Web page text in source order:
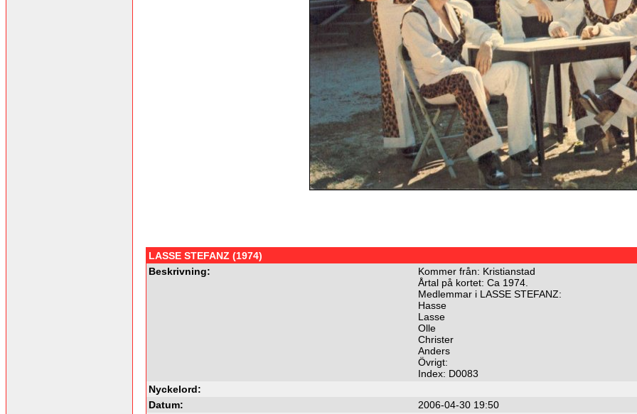
LASSE STEFANZ (1974)
Beskrivning:
Kommer från: Kristianstad
Årtal på kortet: Ca 1974.
Medlemmar i LASSE STEFANZ:
Hasse
Lasse
Olle
Christer
Anders
Övrigt:
Index: D0083
Nyckelord:
Datum:
2006-04-30 19:50